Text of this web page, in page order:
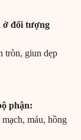
ở đối tượng
giun dẹp
phận:
máu, hồng